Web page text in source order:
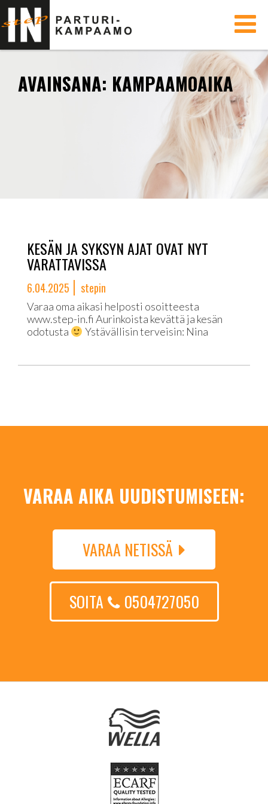
Toggle
AVAINSANA: KAMPAAMOAIKA
KESÄN JA SYKSYN AJAT OVAT NYT
VARATTAVISSA
6.04.2025 stepin
Varaa oma aikasi helposti osoitteesta
www.step-in.fi Aurinkoista kevättä ja kesän
odotusta
Ystävällisin terveisin: Nina
VARAA AIKA UUDISTUMISEEN:
VARAA NETISSÄ
SOITA 0504727050